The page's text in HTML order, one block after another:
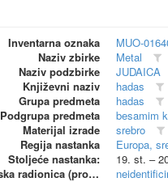
Inventarna oznaka
MUO-
Naziv zbirke
Metal
Naziv podzbirke
JUDAICA
Književni naziv
hadas
Grupa predmeta
hadas
Podgrupa predmeta
besamim
Materijal izrade
srebro
Regija nastanka
Europa,
Stoljeće nastanka:
19. st. –
Autorska radionica (proizvođač)